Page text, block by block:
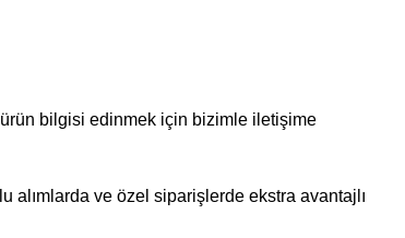
bilgisi edinmek için bizimle iletişime
alımlarda ve özel siparişlerde ekstra avantajlı